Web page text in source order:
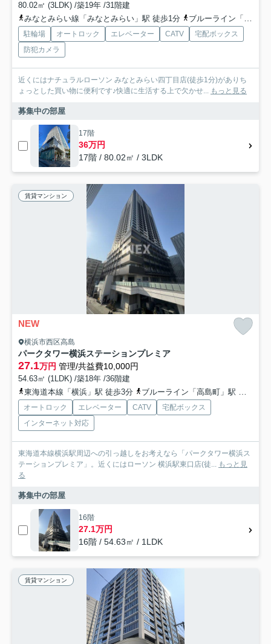
80.02㎡ (3LDK) /築19年 /31階建
みなとみらい線「みなとみらい」駅 徒歩1分
ブルーライン「高島町」駅 徒歩11分
駐輪場 オートロック エレベーター CATV
宅配ボックス
防犯カメラ
近くにはナチュラルローソン みなとみらい四丁目店(徒歩1分)がありち
ょっとした買い物に便利です♪快適に生活する上で欠かせ... もっと見る
募集中の部屋
17階
36万円
17階 / 80.02㎡ / 3LDK
賃貸マンション
NEW
横浜市西区高島
パークタワー横浜ステーションプレミア
27.1万円 管理/共益費10,000円
54.63㎡ (1LDK) /築18年 /36階建
東海道本線「横浜」駅 徒歩3分
ブルーライン「高島町」駅 徒歩6分
オートロック エレベーター CATV
宅配ボックス
インターネット対応
東海道本線横浜駅周辺への引っ越しをお考えなら「パークタワー横浜ス
テーションプレミア」。近くにはローソン 横浜駅東口店(徒... もっと見
る
募集中の部屋
16階
27.1万円
16階 / 54.63㎡ / 1LDK
賃貸マンション